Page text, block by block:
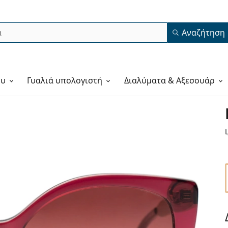
Αναζήτηση
Γυαλιά υπολογιστή Διαλύματα & Αξεσουάρ